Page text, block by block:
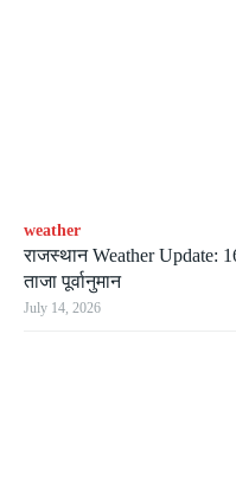
weather
राजस्थान Weather Update:
ताजा पूर्वानुमान
July 14, 2026